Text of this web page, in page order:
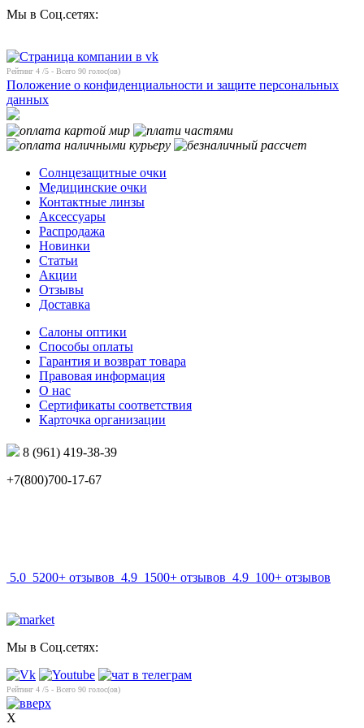
Мы в Соц.сетях:
Рейтинг 4 /5 - Всего 90 голос(ов)
Положение о конфиденциальности и защите персональных
данных
Солнцезащитные очки
Медицинские очки
Контактные линзы
Аксессуары
Распродажа
Новинки
Статьи
Акции
Отзывы
Доставка
Салоны оптики
Способы оплаты
Гарантия и возврат товара
Правовая информация
О нас
Сертификаты соответствия
Карточка организации
8 (961) 419-38-39
+7(800)700-17-67
5.0 5200+ отзывов 4.9 1500+ отзывов 4.9 100+ отзывов
Мы в Соц.сетях:
Рейтинг 4 /5 - Всего 90 голос(ов)
X